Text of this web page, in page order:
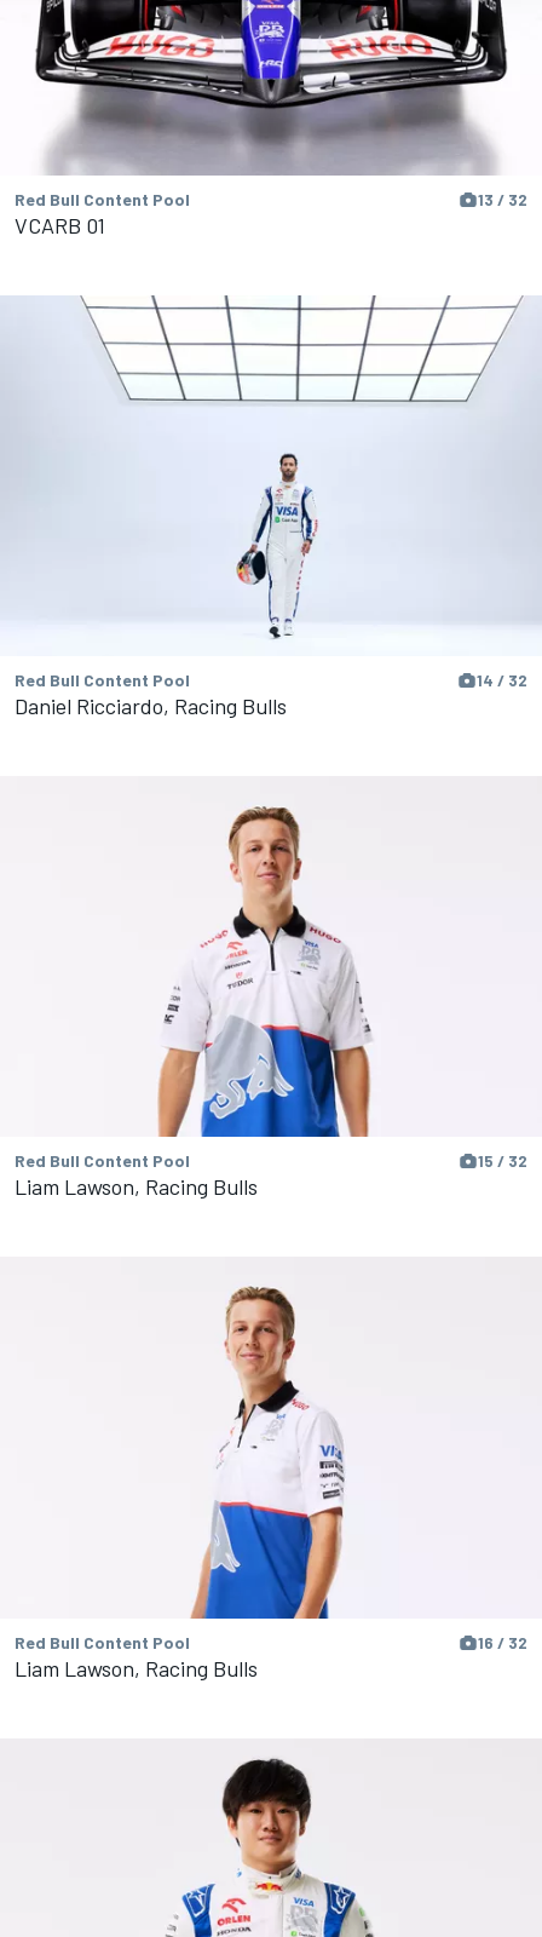
Red Bull Content Pool 13 / 32
VCARB 01
Red Bull Content Pool 14 / 32
Daniel Ricciardo, Racing Bulls
Red Bull Content Pool 15 / 32
Liam Lawson, Racing Bulls
Red Bull Content Pool 16 / 32
Liam Lawson, Racing Bulls